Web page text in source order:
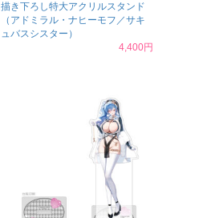
描き下ろし特大アクリルスタンド
（アドミラル・ナヒーモフ／サキ
ュバスシスター）
4,400円